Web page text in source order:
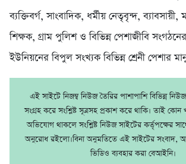
ব্যক্তিবর্গ, সাংবাদিক, ধর্মীয় নেতৃবৃন্দ, ব্যাবসায়ী,
শিক্ষক, গ্রাম পুলিশ ও বিভিন্ন পেশাজীবি
ইউনিয়নের বিপুল সংখ্যক বিভিন্ন শ্রেনী পেশার
এই সাইটে নিজম্ব নিউজ তৈরির পাশাপাশি বিভিন্ন
সংগ্রহ করে সংশ্লিষ্ট সূত্রসহ প্রকাশ করে থাকি। তাই
অভিযোগ থাকলে সংশ্লিষ্ট নিউজ সাইটের কর্তৃপক্ষের
অনুরোধ রইলো।বিনা অনুমতিতে এই সাইটের সংবাদ,
ভিডিও ব্যবহার করা বেআইনি।